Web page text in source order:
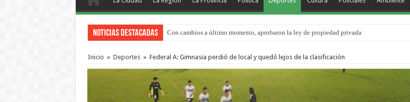
Noticias Destacadas Con cambios a último momento, aprobaron la ley de propiedad privada
Del viernes 7 al domingo 9 de agosto: la agenda ¿A dónde ir? para este finde
Inicio » Deportes » Federal A: Gimnasia perdió de local y quedó lejos de la clasificación